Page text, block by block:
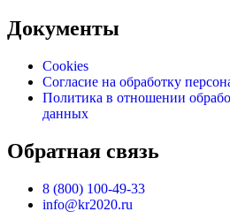
Документы
Cookies
Согласие на обработку
Политика в отношении
данных
Обратная связь
8 (800) 100-49-33
info@kr2020.ru